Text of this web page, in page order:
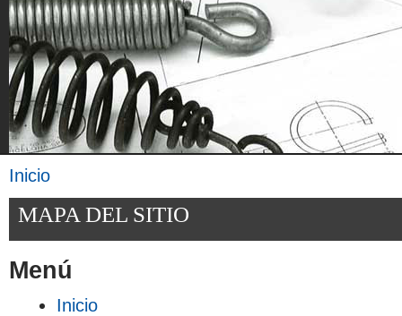
Se encuentra usted aquí
Inicio
MAPA DEL SITIO
Menú
Inicio